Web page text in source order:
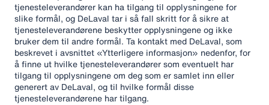
tjenesteleverandører kan ha tilgang til opplysningene for
slike formål, og DeLaval tar i så fall skritt for å sikre at
tjenesteleverandørene beskytter opplysningene og ikke
bruker dem til andre formål. Ta kontakt med DeLaval, som
beskrevet i avsnittet «Ytterligere informasjon» nedenfor, for
å finne ut hvilke tjenesteleverandører som eventuelt har
tilgang til opplysningene om deg som er samlet inn eller
generert av DeLaval, og til hvilke formål disse
tjenesteleverandørene har tilgang.